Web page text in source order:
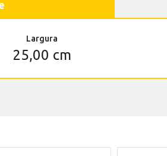
Largura
25,00 cm